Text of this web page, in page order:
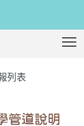
列表
管道說明